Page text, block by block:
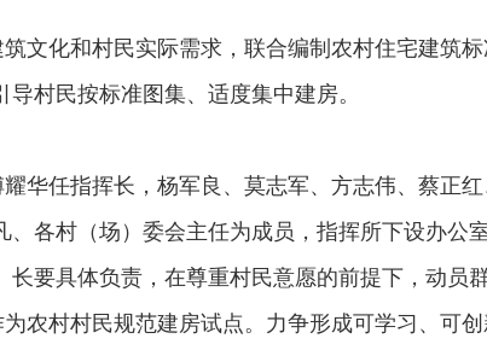
文化和村民实际需求，联合编制农村住宅建筑
村民按标准图集、适度集中建房。
华任指挥长，杨军良、莫志军、方志伟、蔡正
各村（场）委会主任为成员，指挥所下设办公
要具体负责，在尊重村民意愿的前提下，动员
村村民规范建房试点。力争形成可学习、可创